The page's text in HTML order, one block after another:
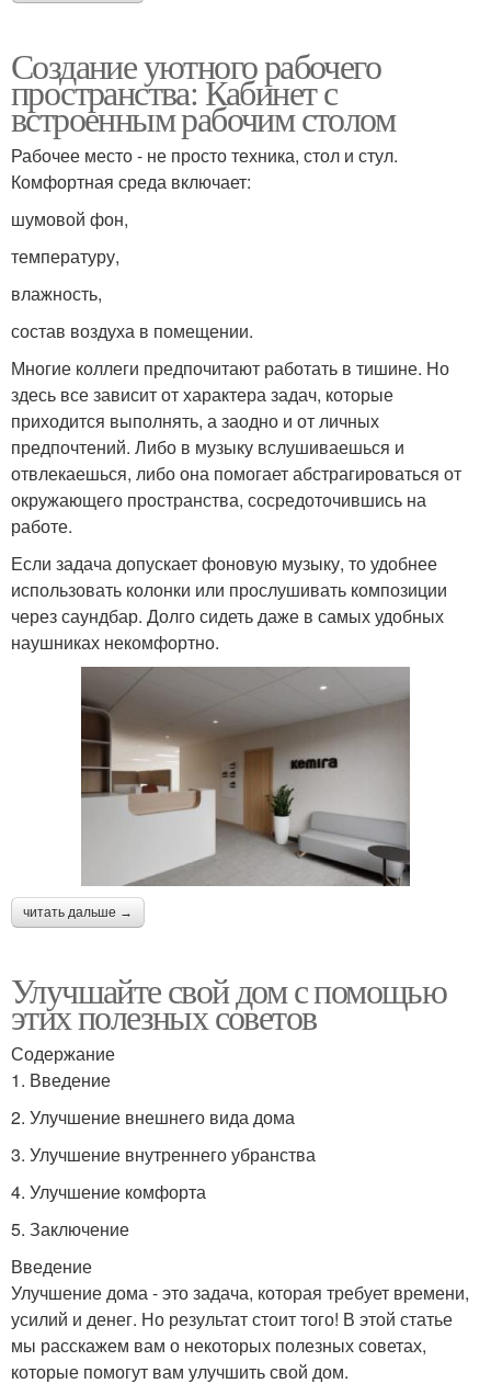
Создание уютного рабочего
пространства: Кабинет с
встроенным рабочим столом
Рабочее место - не просто техника, стол и стул.
Комфортная среда включает:
шумовой фон,
температуру,
влажность,
состав воздуха в помещении.
Многие коллеги предпочитают работать в тишине. Но
здесь все зависит от характера задач, которые
приходится выполнять, а заодно и от личных
предпочтений. Либо в музыку вслушиваешься и
отвлекаешься, либо она помогает абстрагироваться от
окружающего пространства, сосредоточившись на
работе.
Если задача допускает фоновую музыку, то удобнее
использовать колонки или прослушивать композиции
через саундбар. Долго сидеть даже в самых удобных
наушниках некомфортно.
читать дальше →
Улучшайте свой дом с помощью
этих полезных советов
Содержание
1. Введение
2. Улучшение внешнего вида дома
3. Улучшение внутреннего убранства
4. Улучшение комфорта
5. Заключение
Введение
Улучшение дома - это задача, которая требует времени,
усилий и денег. Но результат стоит того! В этой статье
мы расскажем вам о некоторых полезных советах,
которые помогут вам улучшить свой дом.